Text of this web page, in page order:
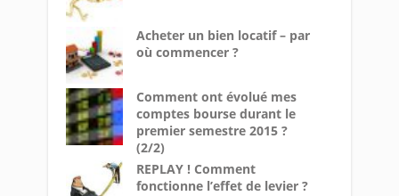
Acheter un bien locatif – par
où commencer ?
Comment ont évolué mes
comptes bourse durant le
premier semestre 2015 ?
(2/2)
REPLAY ! Comment
fonctionne l’effet de levier ?